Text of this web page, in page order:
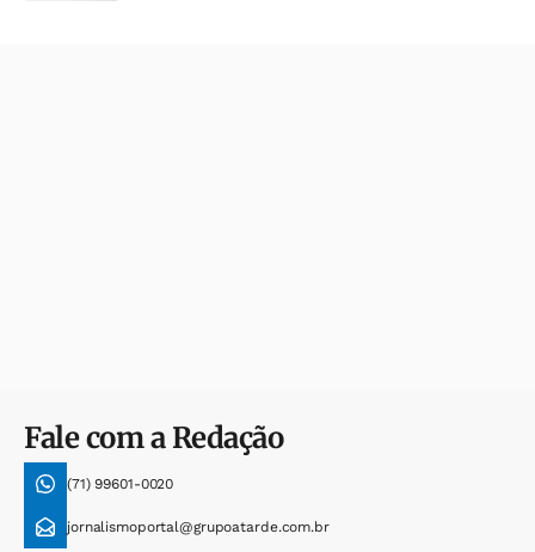
Fale com a Redação
(71) 99601-0020
jornalismoportal@grupoatarde.com.br